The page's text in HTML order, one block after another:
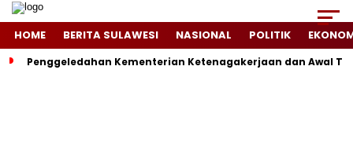
HOME BERITA SULAWESI NASIONAL POLITIK
Penggeledahan Kementerian Ketenagakerjaan dan Awal